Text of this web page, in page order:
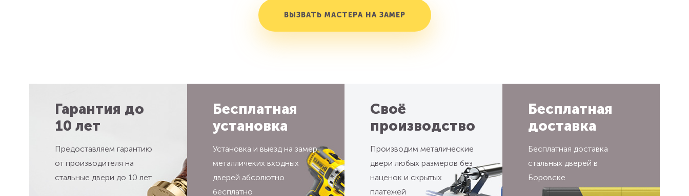
ВЫЗВАТЬ МАСТЕРА НА ЗАМЕР
Гарантия до
10 лет
Предоставляем гарантию
от производителя на
стальные двери до 10 лет
Бесплатная
установка
Установка и выезд на замер
металличеких входных
дверей абсолютно
бесплатно
Своё
производство
Производим металические
двери любых размеров без
наценок и скрытых
платежей
Бесплатная
доставка
Бесплатная доставка
стальных дверей в
Боровске